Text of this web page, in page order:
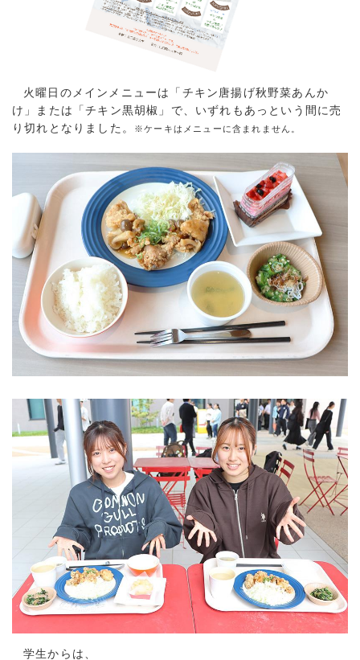
火曜日のメインメニューは「チキン唐揚げ秋野菜あんか
け」または「チキン黒胡椒」で、いずれもあっという間に売
り切れとなりました。
※ケーキはメニューに含まれません。
学生からは、